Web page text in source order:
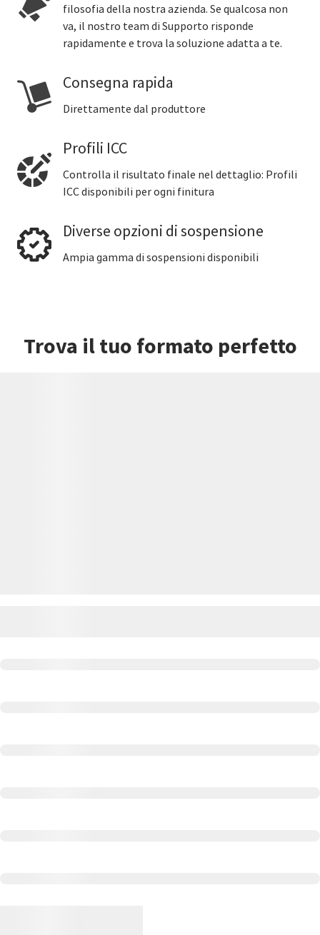
filosofia della nostra azienda. Se qualcosa non
va, il nostro team di Supporto risponde
rapidamente e trova la soluzione adatta a te.
Consegna rapida
Direttamente dal produttore
Profili ICC
Controlla il risultato finale nel dettaglio: Profili
ICC disponibili per ogni finitura
Diverse opzioni di sospensione
Ampia gamma di sospensioni disponibili
Trova il tuo formato perfetto